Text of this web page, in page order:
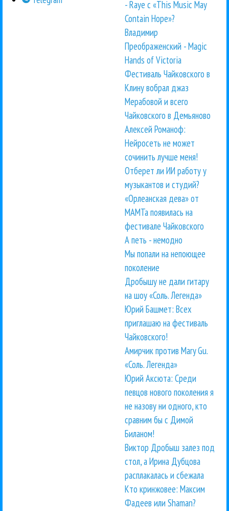
- Raye с «This Music May
Contain Hope»?
Владимир
Преображенский - Magic
Hands of Victoria
Фестиваль Чайковского в
Клину вобрал джаз
Мерабовой и всего
Чайковского в Демьяново
Алексей Романоф:
Нейросеть не может
сочинить лучше меня!
Отберет ли ИИ работу у
музыкантов и студий?
«Орлеанская дева» от
МАМТа появилась на
фестивале Чайковского
А петь - немодно
Мы попали на непоющее
поколение
Дробышу не дали гитару
на шоу «Соль. Легенда»
Юрий Башмет: Всех
приглашаю на фестиваль
Чайковского!
Амирчик против Mary Gu.
«Соль. Легенда»
Юрий Аксюта: Среди
певцов нового поколения я
не назову ни одного, кто
сравним бы с Димой
Биланом!
Виктор Дробыш залез под
стол, а Ирина Дубцова
расплакалась и сбежала
Кто кринжовее: Максим
Фадеев или Shaman?